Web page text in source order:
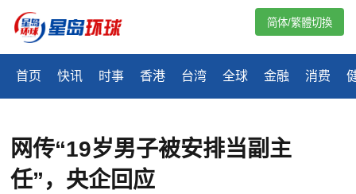
首页 快讯 时事 香港 台湾 全球 金融 消费
简体/繁體切換
网传“19岁男子被安排当副主
任”，央企回应